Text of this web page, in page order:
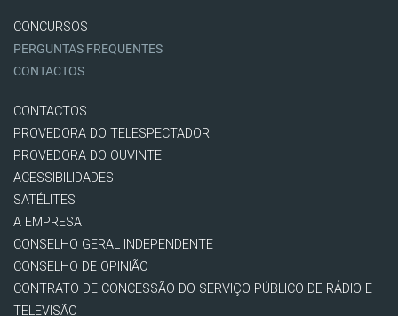
CONCURSOS
PERGUNTAS FREQUENTES
CONTACTOS
CONTACTOS
PROVEDORA DO TELESPECTADOR
PROVEDORA DO OUVINTE
ACESSIBILIDADES
SATÉLITES
A EMPRESA
CONSELHO GERAL INDEPENDENTE
CONSELHO DE OPINIÃO
CONTRATO DE CONCESSÃO DO SERVIÇO PÚBLICO DE RÁDIO E
TELEVISÃO